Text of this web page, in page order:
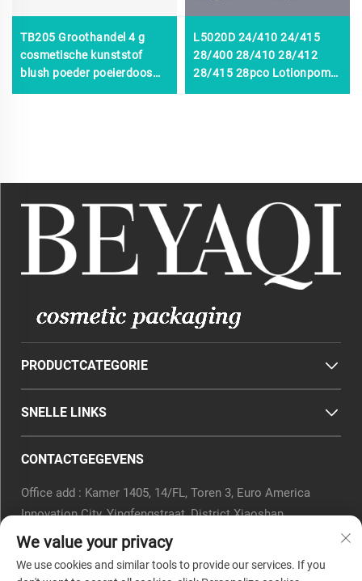
TB205 Groothandel 4 g
cosmetische kunststof
blush poeder poeierdoos
L5020D 24/410 24/415
28/400 28/410 28/412
28/415 28pco Lotionpomp
PRODUCTCATEGORIE
SNELLE LINKS
CONTACTGEGEVENS
Office add : Kamer 1405, 14/FL, Toren 3, Euro America
Innovation City, Yingfengstraat, District Xiaoshan,
Hangzhou, Provincie Zhejiang, China.
Tel.:0571-82266375
We value your privacy
We use cookies and similar tools to provide our services. If you